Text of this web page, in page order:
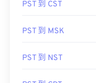
PST 到 CST
PST 到 MSK
PST 到 NST